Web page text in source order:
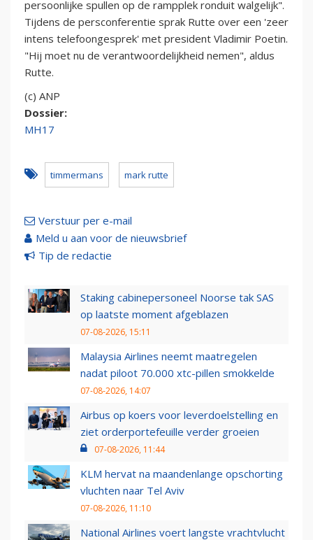
persoonlijke spullen op de rampplek ronduit walgelijk".
Tijdens de persconferentie sprak Rutte over een 'zeer
intens telefoongesprek' met president Vladimir Poetin.
"Hij moet nu de verantwoordelijkheid nemen", aldus
Rutte.
(c) ANP
Dossier:
MH17
timmermans mark rutte
Verstuur per e-mail
Meld u aan voor de nieuwsbrief
Tip de redactie
Staking cabinepersoneel Noorse tak SAS
op laatste moment afgeblazen
07-08-2026, 15:11
Malaysia Airlines neemt maatregelen
nadat piloot 70.000 xtc-pillen smokkelde
07-08-2026, 14:07
Airbus op koers voor leverdoelstelling en
ziet orderportefeuille verder groeien
07-08-2026, 11:44
KLM hervat na maandenlange opschorting
vluchten naar Tel Aviv
07-08-2026, 11:10
National Airlines voert langste vrachtvlucht